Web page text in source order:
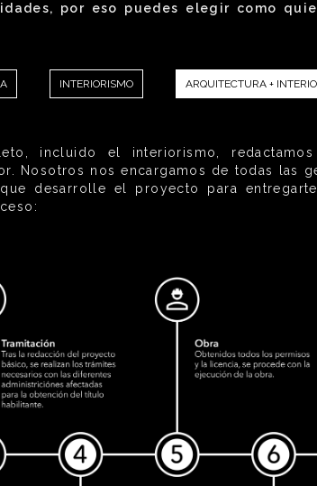
por eso puedes elegir como
INTERIORISMO ARQUITECTURA +
incluido el interiorismo,
Nosotros nos encargamos de todas las
desarrolle el proyecto para